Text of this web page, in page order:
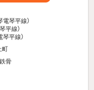
電琴平線）
平線）
琴平線）
町
骨